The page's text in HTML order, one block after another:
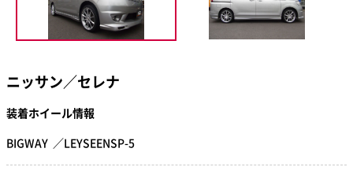
ニッサン／セレナ
装着ホイール情報
BIGWAY ／LEYSEENSP-5